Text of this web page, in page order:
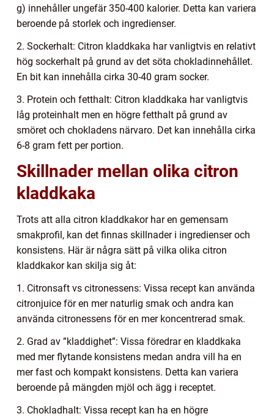
g) innehåller ungefär 350-400 kalorier. Detta kan variera
beroende på storlek och ingredienser.
2. Sockerhalt: Citron kladdkaka har vanligtvis en relativt
hög sockerhalt på grund av det söta chokladinnehållet.
En bit kan innehålla cirka 30-40 gram socker.
3. Protein och fetthalt: Citron kladdkaka har vanligtvis
låg proteinhalt men en högre fetthalt på grund av
smöret och chokladens närvaro. Det kan innehålla cirka
6-8 gram fett per portion.
Skillnader mellan olika citron
kladdkaka
Trots att alla citron kladdkakor har en gemensam
smakprofil, kan det finnas skillnader i ingredienser och
konsistens. Här är några sätt på vilka olika citron
kladdkakor kan skilja sig åt:
1. Citronsaft vs citronessens: Vissa recept kan använda
citronjuice för en mer naturlig smak och andra kan
använda citronessens för en mer koncentrerad smak.
2. Grad av ”kladdighet”: Vissa föredrar en kladdkaka
med mer flytande konsistens medan andra vill ha en
mer fast och kompakt konsistens. Detta kan variera
beroende på mängden mjöl och ägg i receptet.
3. Chokladhalt: Vissa recept kan ha en högre